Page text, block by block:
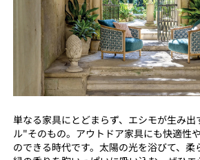
単なる家具にとどまらず、エシモが生み
ル"そのもの。アウトドア家具にも快適性
のできる時代です。太陽の光を浴びて、